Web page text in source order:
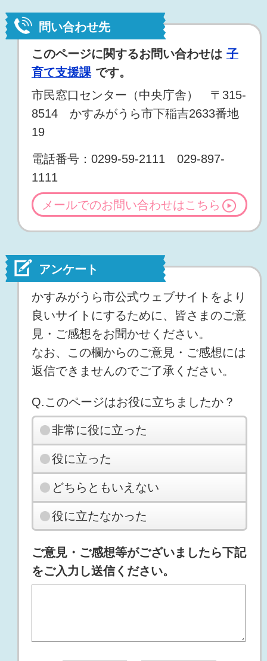
問い合わせ先
このページに関するお問い合わせは 子
育て支援課 です。
市民窓口センター（中央庁舎） 〒315-
8514 かすみがうら市下稲吉2633番地
19
電話番号：0299-59-2111 029-897-
1111
メールでのお問い合わせはこちら
アンケート
かすみがうら市公式ウェブサイトをより
良いサイトにするために、皆さまのご意
見・ご感想をお聞かせください。
なお、この欄からのご意見・ご感想には
返信できませんのでご了承ください。
Q.このページはお役に立ちましたか？
非常に役に立った
役に立った
どちらともいえない
役に立たなかった
ご意見・ご感想等がございましたら下記
をご入力し送信ください。